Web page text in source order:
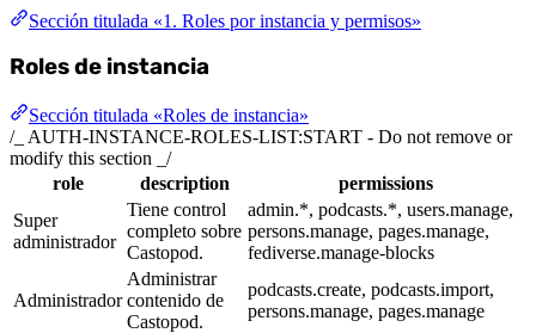
Sección titulada «1. Roles por instancia y permisos»
Roles de instancia
Sección titulada «Roles de instancia»
/_ AUTH-INSTANCE-ROLES-LIST:START - Do not remove or
modify this section _/
role
description
permissions
Super
administrador
Tiene control
completo sobre
Castopod.
admin.*, podcasts.*, users.manage,
persons.manage, pages.manage,
fediverse.manage-blocks
Administrador
Administrar
contenido de
Castopod.
podcasts.create, podcasts.import,
persons.manage, pages.manage